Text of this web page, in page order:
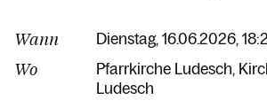
Wann Dienstag, 16.06.2026,
Wo Pfarrkirche Ludesch
Ludesch